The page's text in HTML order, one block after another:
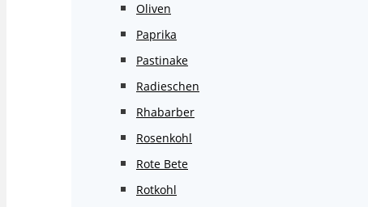
Oliven
Paprika
Pastinake
Radieschen
Rhabarber
Rosenkohl
Rote Bete
Rotkohl